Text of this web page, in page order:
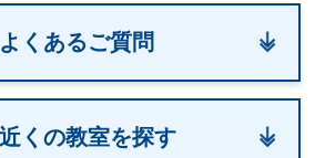
よくあるご質問
くの教室を探す